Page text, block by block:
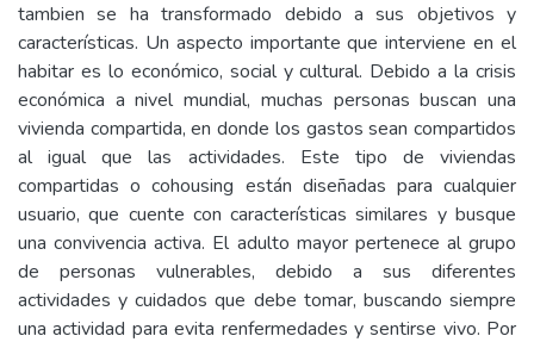
tambien se ha transformado debido a sus objetivos y
características. Un aspecto importante que interviene en el
habitar es lo económico, social y cultural. Debido a la crisis
económica a nivel mundial, muchas personas buscan una
vivienda compartida, en donde los gastos sean compartidos
al igual que las actividades. Este tipo de viviendas
compartidas o cohousing están diseñadas para cualquier
usuario, que cuente con características similares y busque
una convivencia activa. El adulto mayor pertenece al grupo
de personas vulnerables, debido a sus diferentes
actividades y cuidados que debe tomar, buscando siempre
una actividad para evita renfermedades y sentirse vivo. Por